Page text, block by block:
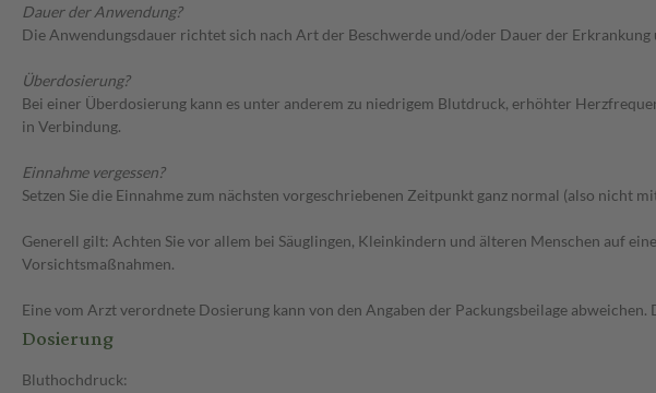
Dauer der Anwendung?
Die Anwendungsdauer richtet sich nach Art der Beschwerde und/oder Dauer der
Überdosierung?
Bei einer Überdosierung kann es unter anderem zu niedrigem Blutdruck, erhöhter
in Verbindung.
Einnahme vergessen?
Setzen Sie die Einnahme zum nächsten vorgeschriebenen Zeitpunkt ganz normal (also nicht
Generell gilt: Achten Sie vor allem bei Säuglingen, Kleinkindern und älteren Menschen auf
Vorsichtsmaßnahmen.
Eine vom Arzt verordnete Dosierung kann von den Angaben der Packungsbeilage
Dosierung
Bluthochdruck: